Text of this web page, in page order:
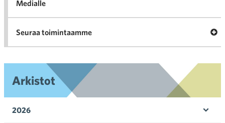
Medialle
Seuraa toimintaamme
Arkistot
2026